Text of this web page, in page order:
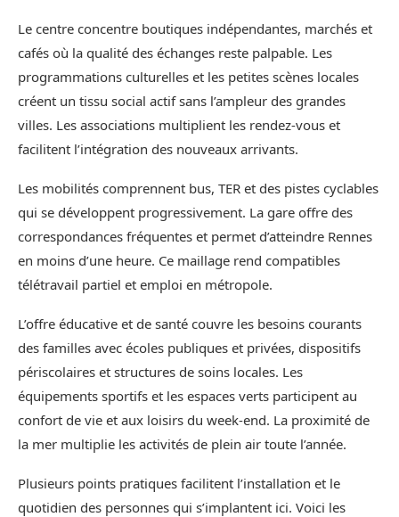
Le centre concentre boutiques indépendantes, marchés et
cafés où la qualité des échanges reste palpable. Les
programmations culturelles et les petites scènes locales
créent un tissu social actif sans l’ampleur des grandes
villes. Les associations multiplient les rendez-vous et
facilitent l’intégration des nouveaux arrivants.
Les mobilités comprennent bus, TER et des pistes cyclables
qui se développent progressivement. La gare offre des
correspondances fréquentes et permet d’atteindre Rennes
en moins d’une heure. Ce maillage rend compatibles
télétravail partiel et emploi en métropole.
L’offre éducative et de santé couvre les besoins courants
des familles avec écoles publiques et privées, dispositifs
périscolaires et structures de soins locales. Les
équipements sportifs et les espaces verts participent au
confort de vie et aux loisirs du week‑end. La proximité de
la mer multiplie les activités de plein air toute l’année.
Plusieurs points pratiques facilitent l’installation et le
quotidien des personnes qui s’implantent ici. Voici les